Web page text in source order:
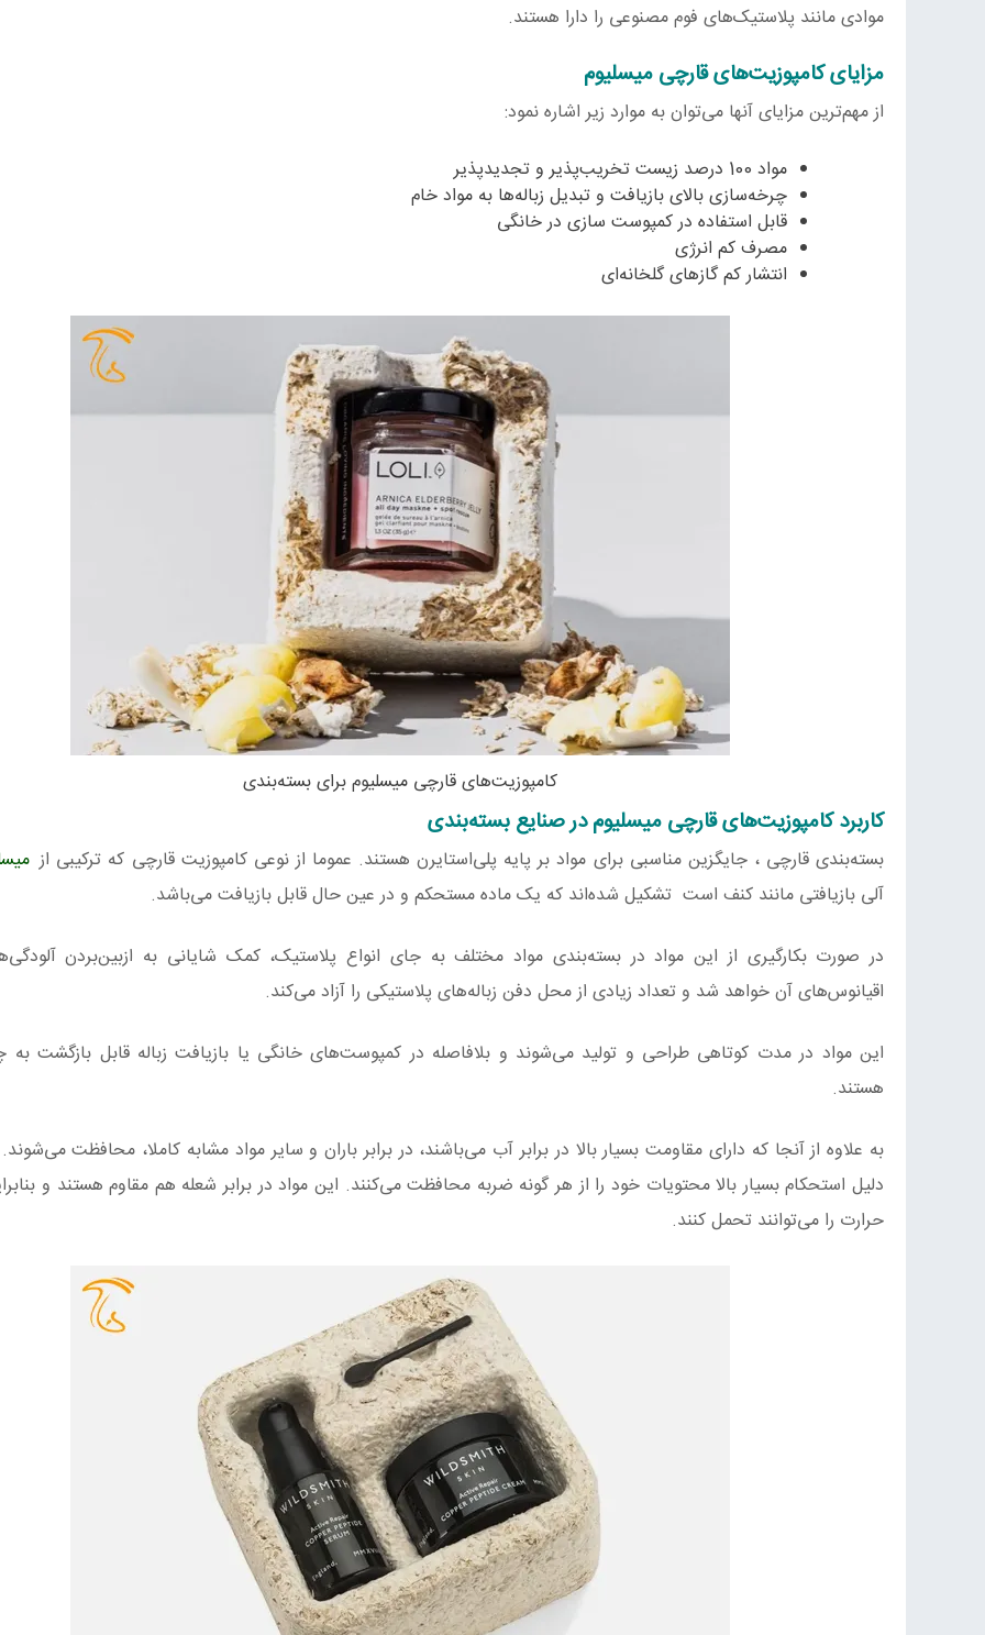
موادی مانند پلاستیک‌های فوم مصنوعی را دارا هستند.
مزایای کامپوزیت‌های قارچی میسلیوم
از مهم‌ترین مزایای آنها می‌توان به موارد زیر اشاره نمود:
مواد 100 درصد زیست تخریب‌پذیر و تجدیدپذیر
چرخه‌سازی بالای بازیافت و تبدیل زباله‌ها به مواد خام
قابل استفاده در کمپوست سازی در خانگی
مصرف کم انرژی
انتشار کم گازهای گلخانه‌ای
کامپوزیت‌های قارچی میسلیوم برای بسته‌بندی
کاربرد کامپوزیت‌های قارچی میسلیوم در صنایع بسته‌بندی
بسته‌بندی قارچی ، جایگزین مناسبی برای مواد بر پایه پلی‌استایرن هستند. عموما از نوعی کامپوزیت‌ قارچی که ترکیبی از
آلی بازیافتی مانند کنف است تشکیل شده‌اند که یک ماده مستحکم و در عین حال قابل بازیافت می‌باشد.
در صورت بکارگیری از این مواد در بسته‌بندی مواد مختلف به جای انواع پلاستیک، کمک شایانی به ازبین‌بردن
اقیانوس‌های آن خواهد شد و تعداد زیادی از محل دفن زباله‌های پلاستیکی را آزاد می‌کند.
این مواد در مدت کوتاهی طراحی و تولید می‌شوند و بلافاصله در کمپوست‌های خانگی یا بازیافت زباله قابل بازگشت
هستند.
به علاوه از آنجا که دارای مقاومت بسیار بالا در برابر آب می‌باشند، در برابر باران و سایر مواد مشابه کاملا، محافظت
دلیل استحکام بسیار بالا محتویات خود را از هر گونه ضربه محافظت می‌کنند. این مواد در برابر شعله هم مقاوم هستند و
حرارت را می‌توانند تحمل کنند.